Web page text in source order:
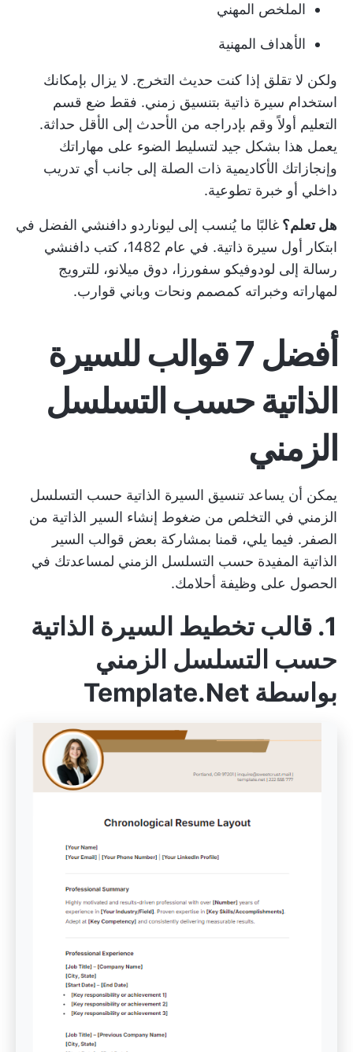
الملخص المهني
الأهداف المهنية
ولكن لا تقلق إذا كنت حديث التخرج. لا يزال بإمكانك
استخدام سيرة ذاتية بتنسيق زمني. فقط ضع قسم
التعليم أولاً وقم بإدراجه من الأحدث إلى الأقل حداثة.
يعمل هذا بشكل جيد لتسليط الضوء على مهاراتك
وإنجازاتك الأكاديمية ذات الصلة إلى جانب أي تدريب
داخلي أو خبرة تطوعية.
هل تعلم؟ غالبًا ما يُنسب إلى ليوناردو دافنشي الفضل في
ابتكار أول سيرة ذاتية. في عام 1482، كتب دافنشي
رسالة إلى لودوفيكو سفورزا، دوق ميلانو، للترويج
لمهاراته وخبراته كمصمم ونحات وباني قوارب.
أفضل 7 قوالب للسيرة
الذاتية حسب التسلسل
الزمني
يمكن أن يساعد تنسيق السيرة الذاتية حسب التسلسل
الزمني في التخلص من ضغوط إنشاء السير الذاتية من
الصفر. فيما يلي، قمنا بمشاركة بعض قوالب السير
الذاتية المفيدة حسب التسلسل الزمني لمساعدتك في
الحصول على وظيفة أحلامك.
1. قالب تخطيط السيرة الذاتية
حسب التسلسل الزمني
بواسطة Template.Net